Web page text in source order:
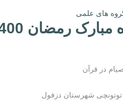
های علمی
رمضان 1400
در قرآن